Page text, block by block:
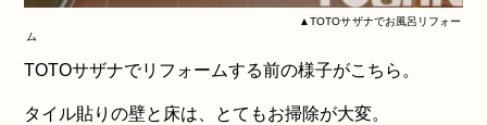
▲TOTOサザナでお風呂リフォー
ム
TOTOサザナでリフォームする前の様子がこちら。
タイル貼りの壁と床は、とてもお掃除が大変。